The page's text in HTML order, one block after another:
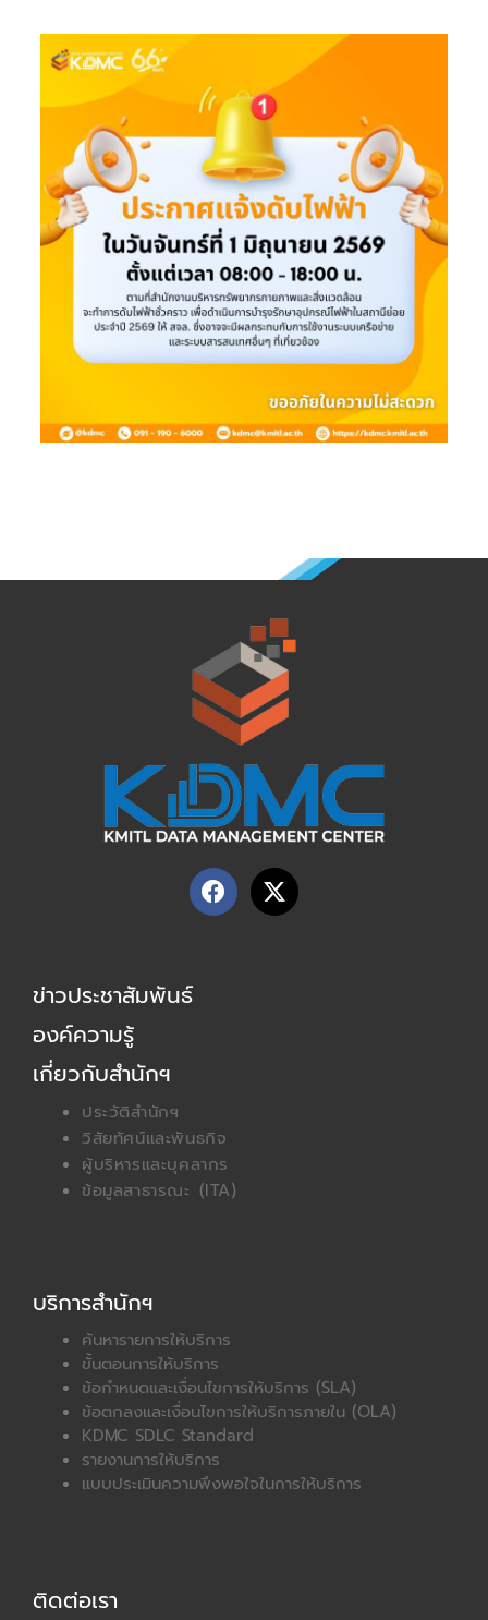
F
a
c
X
-
t
ข่าวประชาสัมพันธ์
องค์ความรู้
เกี่ยวกับสำนักฯ
ประวัติสำนักฯ
วิสัยทัศน์และพันธกิจ
ผู้บริหารและบุคลากร
ข้อมูลสาธารณะ (ITA)
บริการสำนักฯ
ค้นหารายการให้บริการ
ขั้นตอนการให้บริการ
ข้อกำหนดและเงื่อนไขการให้บริการ (SLA)
ข้อตกลงและเงื่อนไขการให้บริการภายใน (OLA)
KDMC SDLC Standard
รายงานการให้บริการ
แบบประเมินความพึงพอใจในการให้บริการ
ติดต่อเรา